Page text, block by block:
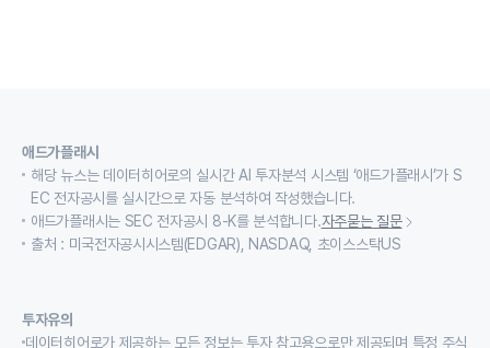
애드가플래시
해당 뉴스는 데이터히어로의 실시간 AI 투자분석 시스템 ‘애드가플래시’가 S
EC 전자공시를 실시간으로 자동 분석하여 작성했습니다.
애드가플래시는 SEC 전자공시 8-K를 분석합니다.자주묻는 질문
출처 : 미국전자공시시스템(EDGAR), NASDAQ, 초이스스탁US
투자유의
데이터히어로가 제공하는 모든 정보는 투자 참고용으로만 제공되며 특정 주식